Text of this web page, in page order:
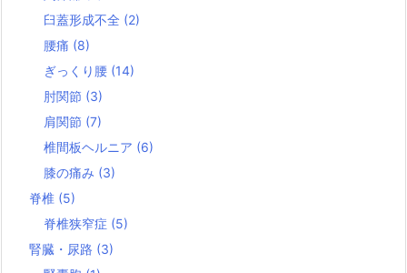
臼蓋形成不全 (2)
腰痛 (8)
ぎっくり腰 (14)
肘関節 (3)
肩関節 (7)
椎間板ヘルニア (6)
膝の痛み (3)
脊椎 (5)
脊椎狭窄症 (5)
腎臓・尿路 (3)